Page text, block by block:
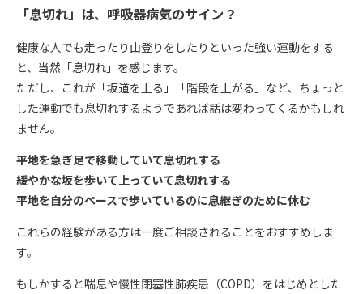
「息切れ」は、呼吸器病気のサイン？
健康な人でも走ったり山登りをしたりといった強い運動をする
と、当然「息切れ」を感じます。
ただし、これが「坂道を上る」「階段を上がる」など、ちょっと
した運動でも息切れするようであれば話は変わってくるかもしれ
ません。
平地を急ぎ足で移動していて息切れする
緩やかな坂を歩いて上っていて息切れする
平地を自分のペースで歩いているのに息継ぎのために休む
これらの経験がある方は一度ご相談されることをおすすめしま
す。
もしかすると喘息や慢性閉塞性肺疾患（COPD）をはじめとした